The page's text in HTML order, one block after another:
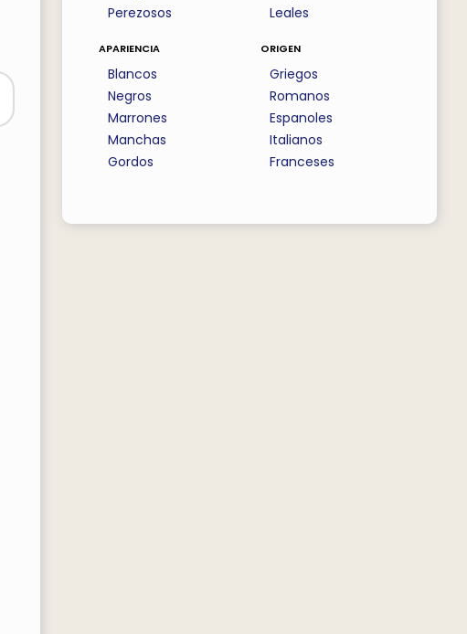
Perezosos
Leales
apariencia
Blancos
Negros
Marrones
Manchas
Gordos
origen
Griegos
Romanos
Espanoles
Italianos
Franceses